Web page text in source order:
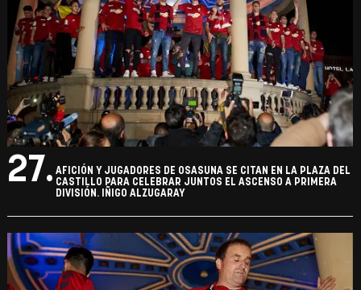
27. AFICIÓN Y JUGADORES DE OSASUNA SE CITAN EN LA PLAZA DEL
CASTILLO PARA CELEBRAR JUNTOS EL ASCENSO A PRIMERA
DIVISIÓN. IÑIGO ALZUGARAY